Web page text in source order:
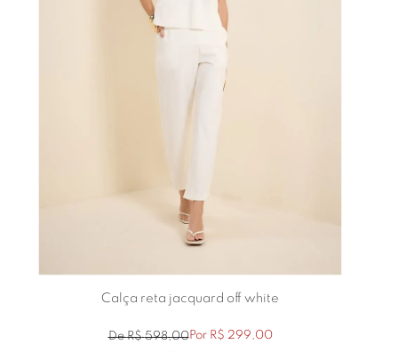
Calça reta jacquard off white
DeR$ 598,00Por R$ 299,00